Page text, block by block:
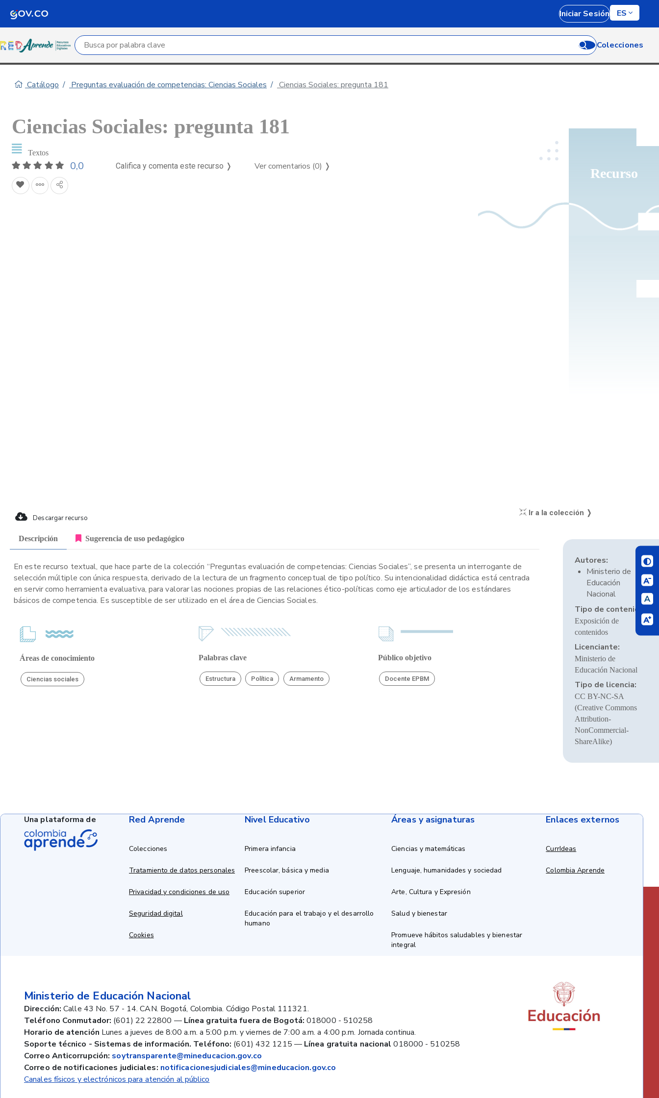
Iniciar Sesión ES
Campo de búsqueda por palabra clave Colecciones
Catálogo Preguntas evaluación de competencias: Ciencias Sociales Ciencias Sociales: pregunta 181
Recurso
Ciencias Sociales: pregunta 181
Textos
0,0 Califica y comenta este recurso ❭ Ver comentarios (0) ❭
Descargar recurso
Ir a la colección ❭
Descripción Sugerencia de uso pedagógico
En este recurso textual, que hace parte de la colección “Preguntas evaluación de competencias: Ciencias Sociales”, se presenta un interrogante de
selección múltiple con única respuesta, derivado de la lectura de un fragmento conceptual de tipo político. Su intencionalidad didáctica está centrada
en servir como herramienta evaluativa, para valorar las nociones propias de las relaciones ético-políticas como eje articulador de los estándares
básicos de competencia. Es susceptible de ser utilizado en el área de Ciencias Sociales.
Áreas de conocimiento
Ciencias sociales
Palabras clave
Estructura Política Armamento
Público objetivo
Docente EPBM
Autores:
Ministerio de
Educación
Nacional
Tipo de contenido:
Exposición de
contenidos
Licenciante:
Ministerio de
Educación Nacional
Tipo de licencia:
CC BY-NC-SA
(Creative Commons
Attribution-
NonCommercial-
ShareAlike)
Red Aprende
Colecciones
Tratamiento de datos personales
Privacidad y condiciones de uso
Seguridad digital
Cookies
Nivel Educativo
Primera infancia
Preescolar, básica y media
Educación superior
Educación para el trabajo y el desarrollo
humano
Áreas y asignaturas
Ciencias y matemáticas
Lenguaje, humanidades y sociedad
Arte, Cultura y Expresión
Salud y bienestar
Promueve hábitos saludables y bienestar
integral
Enlaces externos
CurrIdeas
Colombia Aprende
Ministerio de Educación Nacional
Dirección: Calle 43 No. 57 - 14. CAN. Bogotá, Colombia. Código Postal 111321.
Teléfono Conmutador: (601) 22 22800 — Línea gratuita fuera de Bogotá: 018000 - 510258
Horario de atención Lunes a jueves de 8:00 a.m. a 5:00 p.m. y viernes de 7:00 a.m. a 4:00 p.m. Jornada continua.
Soporte técnico - Sistemas de información. Teléfono: (601) 432 1215 — Línea gratuita nacional 018000 - 510258
Correo Anticorrupción: soytransparente@mineducacion.gov.co
Correo de notificaciones judiciales: notificacionesjudiciales@mineducacion.gov.co
Canales físicos y electrónicos para atención al público
Una plataforma de